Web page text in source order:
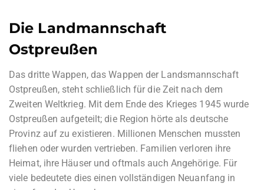
Die Landmannschaft
Ostpreußen
Das dritte Wappen, das Wappen der Landsmannschaft
Ostpreußen, steht schließlich für die Zeit nach dem
Zweiten Weltkrieg. Mit dem Ende des Krieges 1945 wurde
Ostpreußen aufgeteilt; die Region hörte als deutsche
Provinz auf zu existieren. Millionen Menschen mussten
fliehen oder wurden vertrieben. Familien verloren ihre
Heimat, ihre Häuser und oftmals auch Angehörige. Für
viele bedeutete dies einen vollständigen Neuanfang in